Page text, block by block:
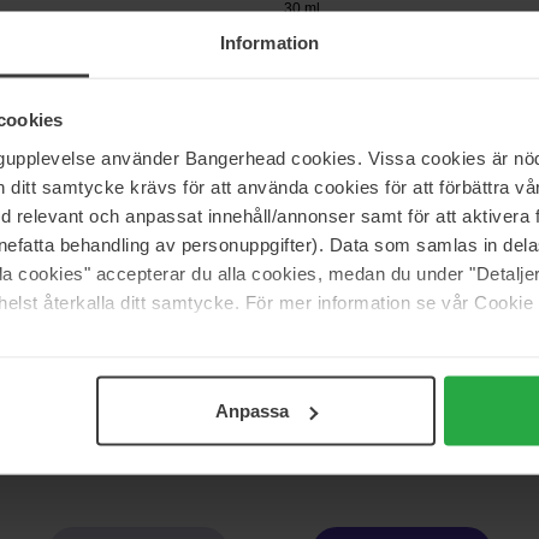
Information
använder Bangerhead cookies. Vissa cookies är
ditt samtycke krävs för att använda cookies för att förbättra
relevant och anpassat innehåll/annonser samt för att aktivera
behandling av personuppgifter). Data som samlas in
cookies" accepterar du alla cookies, medan du under
återkalla ditt samtycke. För mer information se vår
Anpassa
40 €
30 ml
64 €
10 Serum
118 €
COSRX
The Hyaluronic Acid 3 Serum
20 ml
32 €
Normaali hinta 39 €
Complex
212 ml
39 €